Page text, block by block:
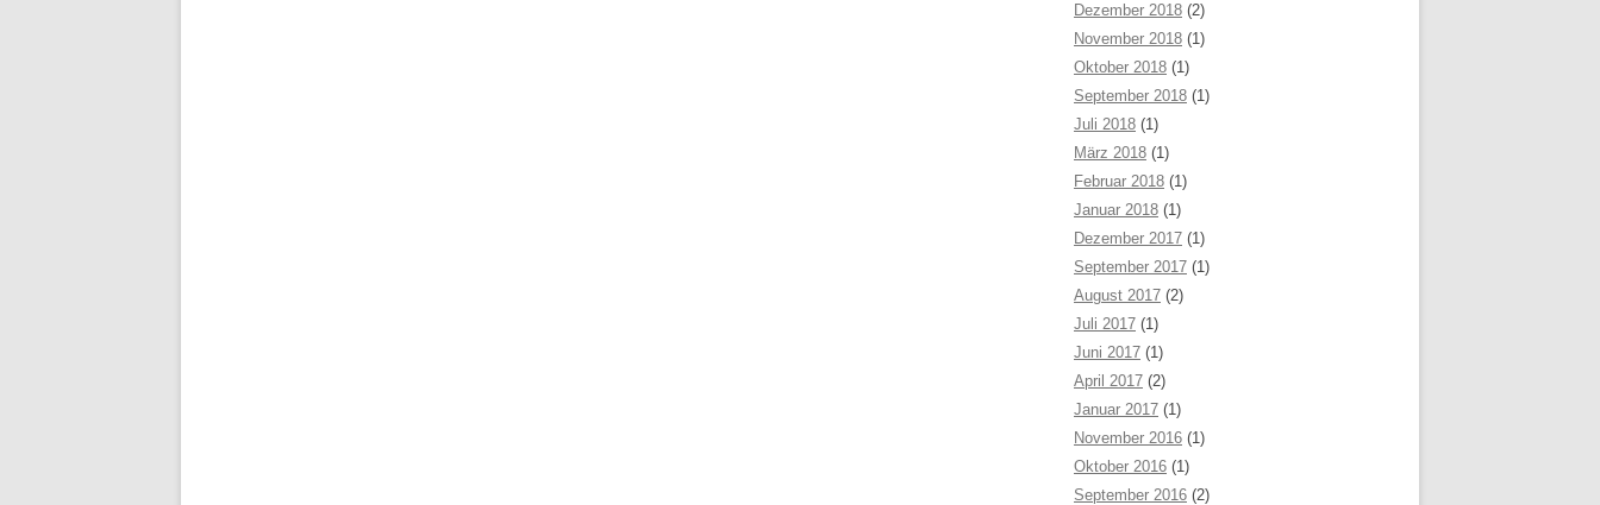
Dezember 2018 (2)
November 2018 (1)
Oktober 2018 (1)
September 2018 (1)
Juli 2018 (1)
März 2018 (1)
Februar 2018 (1)
Januar 2018 (1)
Dezember 2017 (1)
September 2017 (1)
August 2017 (2)
Juli 2017 (1)
Juni 2017 (1)
April 2017 (2)
Januar 2017 (1)
November 2016 (1)
Oktober 2016 (1)
September 2016 (2)